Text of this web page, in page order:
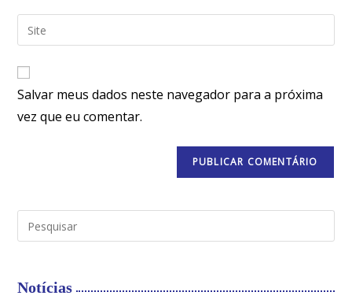
Salvar meus dados neste navegador para a próxima
vez que eu comentar.
Notícias